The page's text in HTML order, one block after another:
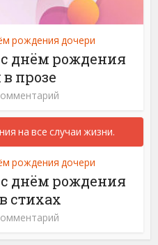
рождения дочери
с днём рождения
прозе
рождения дочери
с днём рождения
стихах